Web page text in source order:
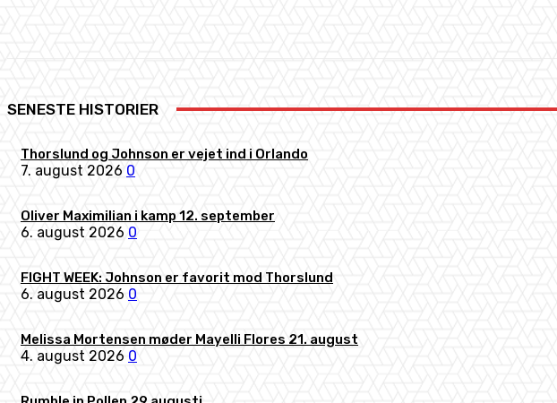
SENESTE HISTORIER
Thorslund og Johnson er vejet ind i Orlando
7. august 2026 0
Oliver Maximilian i kamp 12. september
6. august 2026 0
FIGHT WEEK: Johnson er favorit mod Thorslund
6. august 2026 0
Melissa Mortensen møder Mayelli Flores 21. august
4. august 2026 0